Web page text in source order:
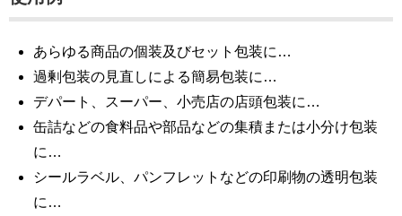
あらゆる商品の個装及びセット包装に…
過剰包装の見直しによる簡易包装に…
デパート、スーパー、小売店の店頭包装に…
缶詰などの食料品や部品などの集積または小分け包装
に…
シールラベル、パンフレットなどの印刷物の透明包装
に…